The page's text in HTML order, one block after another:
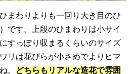
まわりよりも一回り大き目のひ
です。上段のひまわりは小サイ
すっぽり収まるくらいのサイズ
リは花びらが小さめでよりヒマ
。
どちらもリアルな造花で雰囲